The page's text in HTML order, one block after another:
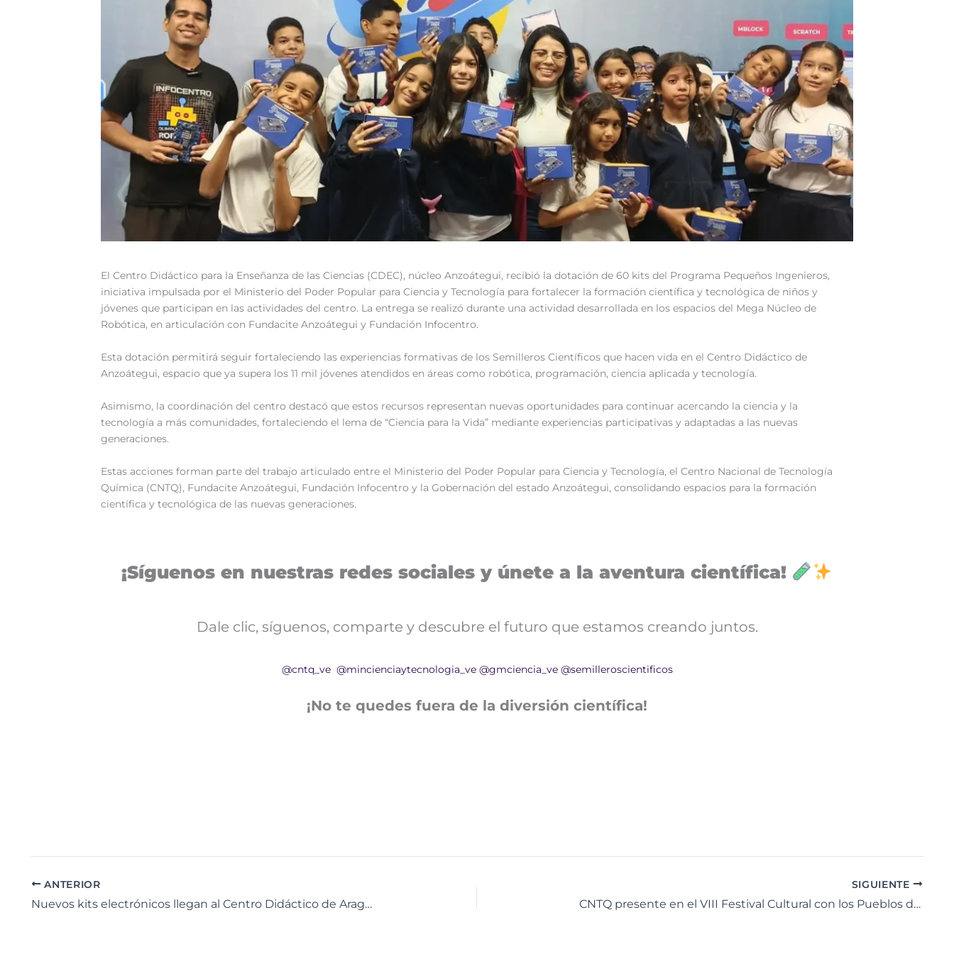
‎El Centro Didáctico para la Enseñanza de las Ciencias (CDEC), núcleo Anzoátegui, recibió la dotación de 60 kits del Programa Pequeños Ingenieros,
iniciativa impulsada por el Ministerio del Poder Popular para Ciencia y Tecnología para fortalecer la formación científica y tecnológica de niños y
jóvenes que participan en las actividades del centro. La entrega se realizó durante una actividad desarrollada en los espacios del Mega Núcleo de
Robótica, en articulación con Fundacite Anzoátegui y Fundación Infocentro.
‎Esta dotación permitirá seguir fortaleciendo las experiencias formativas de los Semilleros Científicos que hacen vida en el Centro Didáctico de
Anzoátegui, espacio que ya supera los 11 mil jóvenes atendidos en áreas como robótica, programación, ciencia aplicada y tecnología.
‎Asimismo, la coordinación del centro destacó que estos recursos representan nuevas oportunidades para continuar acercando la ciencia y la
tecnología a más comunidades, fortaleciendo el lema de “Ciencia para la Vida” mediante experiencias participativas y adaptadas a las nuevas
generaciones.
‎Estas acciones forman parte del trabajo articulado entre el Ministerio del Poder Popular para Ciencia y Tecnología, el Centro Nacional de Tecnología
Química (CNTQ), Fundacite Anzoátegui, Fundación Infocentro y la Gobernación del estado Anzoátegui, consolidando espacios para la formación
científica y tecnológica de las nuevas generaciones.
¡Síguenos en nuestras redes sociales y únete a la aventura científica!
Dale clic, síguenos, comparte y descubre el futuro que estamos creando juntos.
@cntq_ve @mincienciaytecnologia_ve @gmciencia_ve @semilleroscientificos
¡No te quedes fuera de la diversión científica!
ANTERIOR
Nuevos kits electrónicos llegan al Centro Didáctico de Aragua
SIGUIENTE
CNTQ presente en el VIII Festival Cultural con los Pueblos de África